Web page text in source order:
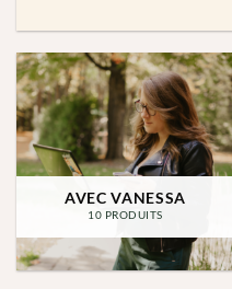
AVEC VANESSA
10 PRODUITS